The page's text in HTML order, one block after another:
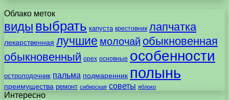
Облако меток
виды выбрать капуста крестовник лапчатка
лекарственная лучшие молочай обыкновенная
обыкновенный орех основные особенности
остролодочник пальма подмаренник полынь
преимущества ремонт сибирская советы яблоко
Интересно